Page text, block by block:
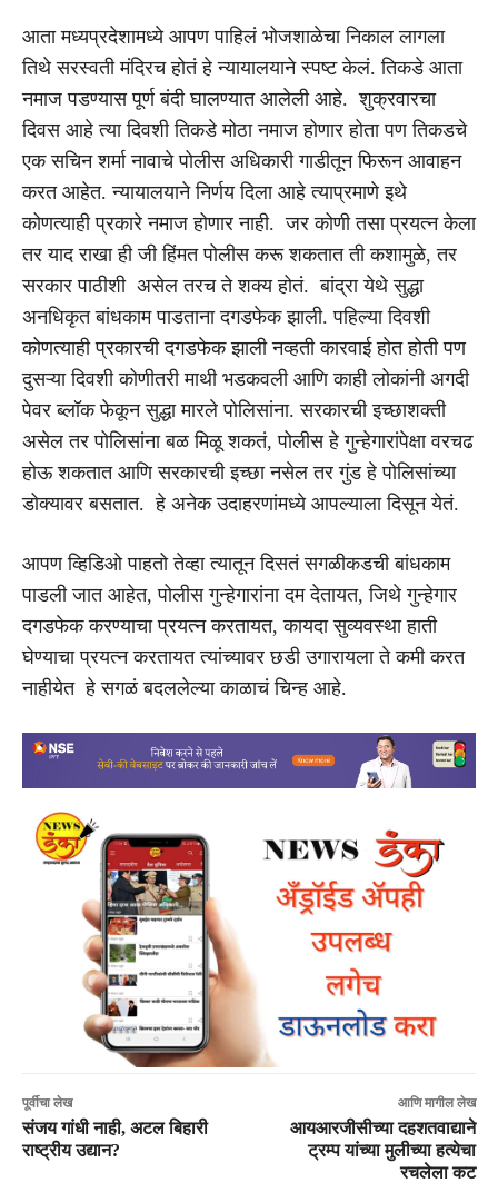
आता मध्यप्रदेशामध्ये आपण पाहिलं भोजशाळेचा निकाल लागला
तिथे सरस्वती मंदिरच होतं हे न्यायालयाने स्पष्ट केलं. तिकडे आता
नमाज पडण्यास पूर्ण बंदी घालण्यात आलेली आहे. शुक्रवारचा
दिवस आहे त्या दिवशी तिकडे मोठा नमाज होणार होता पण तिकडचे
एक सचिन शर्मा नावाचे पोलीस अधिकारी गाडीतून फिरून आवाहन
करत आहेत. न्यायालयाने निर्णय दिला आहे त्याप्रमाणे इथे
कोणत्याही प्रकारे नमाज होणार नाही. जर कोणी तसा प्रयत्न केला
तर याद राखा ही जी हिंमत पोलीस करू शकतात ती कशामुळे, तर
सरकार पाठीशी असेल तरच ते शक्य होतं. बांद्रा येथे सुद्धा
अनधिकृत बांधकाम पाडताना दगडफेक झाली. पहिल्या दिवशी
कोणत्याही प्रकारची दगडफेक झाली नव्हती कारवाई होत होती पण
दुसऱ्या दिवशी कोणीतरी माथी भडकवली आणि काही लोकांनी अगदी
पेवर ब्लॉक फेकून सुद्धा मारले पोलिसांना. सरकारची इच्छाशक्ती
असेल तर पोलिसांना बळ मिळू शकतं, पोलीस हे गुन्हेगारांपेक्षा वरचढ
होऊ शकतात आणि सरकारची इच्छा नसेल तर गुंड हे पोलिसांच्या
डोक्यावर बसतात. हे अनेक उदाहरणांमध्ये आपल्याला दिसून येतं.
आपण व्हिडिओ पाहतो तेव्हा त्यातून दिसतं सगळीकडची बांधकाम
पाडली जात आहेत, पोलीस गुन्हेगारांना दम देतायत, जिथे गुन्हेगार
दगडफेक करण्याचा प्रयत्न करतायत, कायदा सुव्यवस्था हाती
घेण्याचा प्रयत्न करतायत त्यांच्यावर छडी उगारायला ते कमी करत
नाहीयेत हे सगळं बदललेल्या काळाचं चिन्ह आहे.
पूर्वीचा लेख
संजय गांधी नाही, अटल बिहारी
राष्ट्रीय उद्यान?
आणि मागील लेख
आयआरजीसीच्या दहशतवाद्याने
ट्रम्प यांच्या मुलीच्या हत्येचा
रचलेला कट